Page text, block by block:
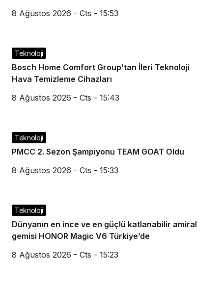
8 Ağustos 2026 - Cts - 15:53
Teknoloji
Bosch Home Comfort Group’tan İleri Teknoloji
Hava Temizleme Cihazları
8 Ağustos 2026 - Cts - 15:43
Teknoloji
PMCC 2. Sezon Şampiyonu TEAM GOAT Oldu
8 Ağustos 2026 - Cts - 15:33
Teknoloji
Dünyanın en ince ve en güçlü katlanabilir amiral
gemisi HONOR Magic V6 Türkiye’de
8 Ağustos 2026 - Cts - 15:23